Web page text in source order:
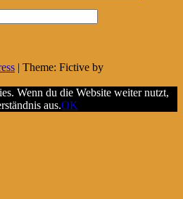
| Theme: Fictive by
Wenn du die Website weiter nutzt,
aus.OK